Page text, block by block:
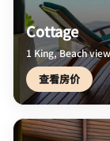
Cottage
1 King, Beach view
查看房价